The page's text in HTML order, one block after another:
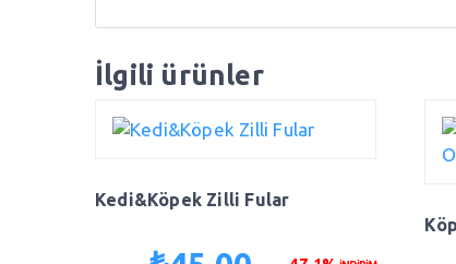
İlgili ürünler
Kedi&Köpek Zilli Fular